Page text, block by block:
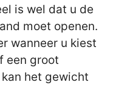
is wel dat u de
moet openen.
wanneer u kiest
een groot
het gewicht